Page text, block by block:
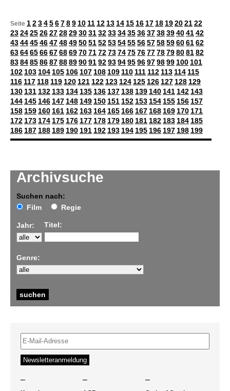
Archivsuche
Suchen nach:
Film
Regie
Jahr: Titel:
Genre:
Seite 123456789 10 11 12 13 14 15 16 17 18 19202122
2324252627282930313233343536373839404142
4344454647484950515253545556575859606162
6364656667686970717273747576777879808182
8384858687888990919293949596979899 100 101
102 103 104 105 106 107 108 109 110 111 112 113 114 115
116 117 118 119 120 121 122 123 124 125 126 127 128 129
130 131 132 133 134 135 136 137 138 139 140 141 142 143
144 145 146 147 148 149 150 151 152 153 154 155 156 157
158 159 160 161 162 163 164 165 166 167 168 169 170 171
172 173 174 175 176 177 178 179 180 181 182 183 184 185
186 187 188 189 190 191 192 193 194 195 196 197 198 199
– – –